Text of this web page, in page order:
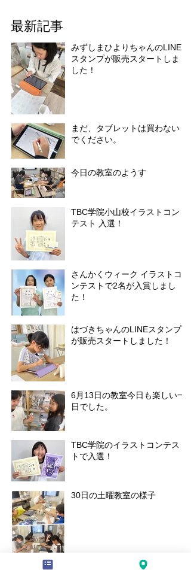
最新記事
みずしまひよりちゃんのLINE
スタンプが販売スタートしま
した！
まだ、タブレットは買わない
でください。
今日の教室のようす
TBC学院小山校イラストコン
テスト 入選！
さんかくウィーク イラストコ
ンテストで2名が入賞しまし
た！
はづきちゃんのLINEスタンプ
が販売スタートしました！
6月13日の教室今日も楽しい一
日でした。
TBC学院のイラストコンテス
トで入選！
30日の土曜教室の様子